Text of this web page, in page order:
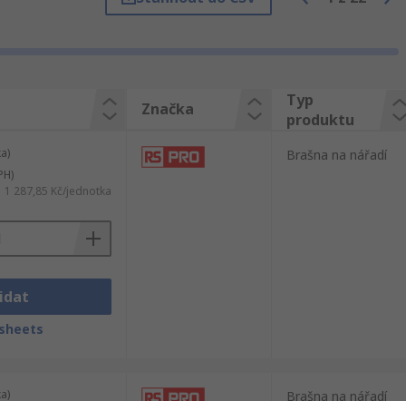
Vám zaručíme kvalitu a technickou
Značka
Typ
produktu
1 287,85 Kč/jednotka
Brašna na nářadí
Brašna na nářadí